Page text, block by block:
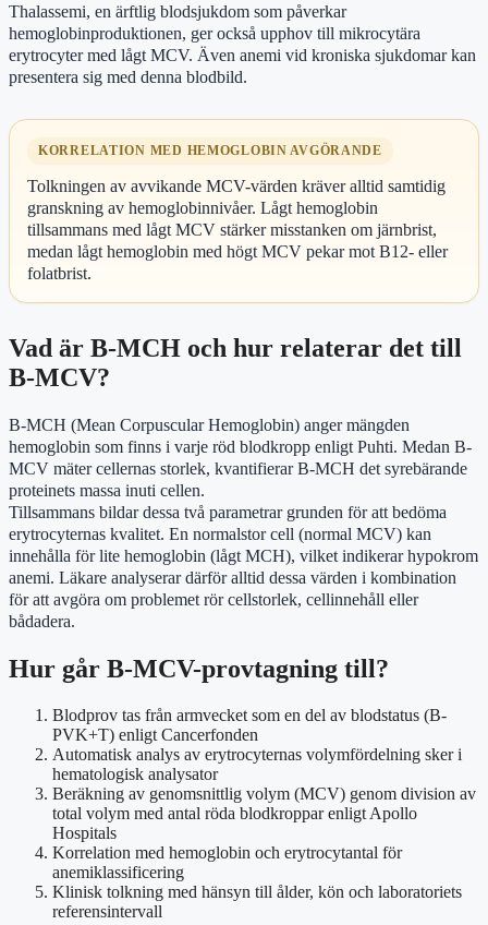
Thalassemi, en ärftlig blodsjukdom som påverkar
hemoglobinproduktionen, ger också upphov till mikrocytära
erytrocyter med lågt MCV. Även anemi vid kroniska sjukdomar kan
presentera sig med denna blodbild.
KORRELATION MED HEMOGLOBIN AVGÖRANDE
Tolkningen av avvikande MCV-värden kräver alltid samtidig
granskning av hemoglobinnivåer. Lågt hemoglobin
tillsammans med lågt MCV stärker misstanken om järnbrist,
medan lågt hemoglobin med högt MCV pekar mot B12- eller
folatbrist.
Vad är B-MCH och hur relaterar det till
B-MCV?
B-MCH (Mean Corpuscular Hemoglobin) anger mängden
hemoglobin som finns i varje röd blodkropp enligt Puhti. Medan B-
MCV mäter cellernas storlek, kvantifierar B-MCH det syrebärande
proteinets massa inuti cellen.
Tillsammans bildar dessa två parametrar grunden för att bedöma
erytrocyternas kvalitet. En normalstor cell (normal MCV) kan
innehålla för lite hemoglobin (lågt MCH), vilket indikerar hypokrom
anemi. Läkare analyserar därför alltid dessa värden i kombination
för att avgöra om problemet rör cellstorlek, cellinnehåll eller
bådadera.
Hur går B-MCV-provtagning till?
Blodprov tas från armvecket som en del av blodstatus (B-
PVK+T) enligt Cancerfonden
Automatisk analys av erytrocyternas volymfördelning sker i
hematologisk analysator
Beräkning av genomsnittlig volym (MCV) genom division av
total volym med antal röda blodkroppar enligt Apollo
Hospitals
Korrelation med hemoglobin och erytrocytantal för
anemiklassificering
Klinisk tolkning med hänsyn till ålder, kön och laboratoriets
referensintervall